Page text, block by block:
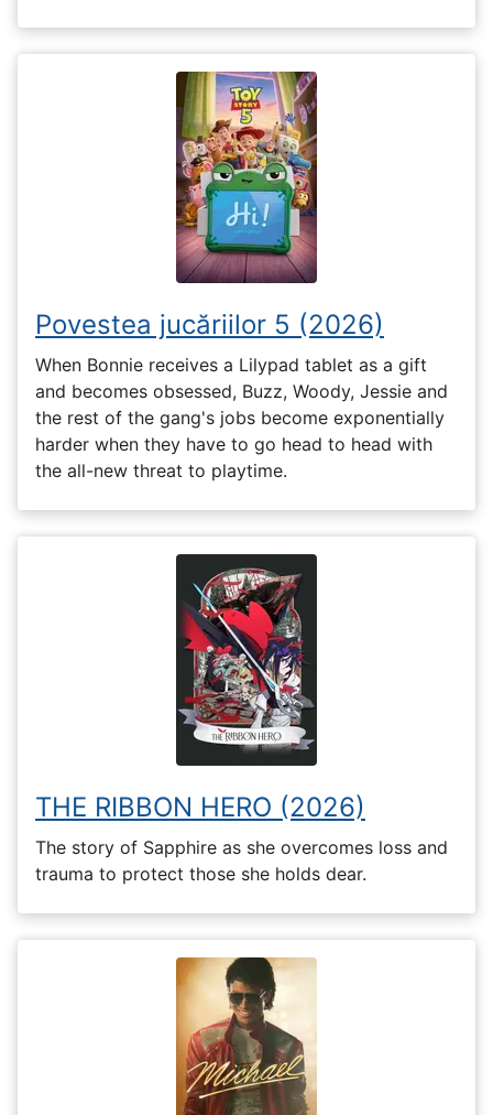
Povestea jucăriilor 5 (2026)
When Bonnie receives a Lilypad tablet as a gift
and becomes obsessed, Buzz, Woody, Jessie and
the rest of the gang's jobs become exponentially
harder when they have to go head to head with
the all-new threat to playtime.
THE RIBBON HERO (2026)
The story of Sapphire as she overcomes loss and
trauma to protect those she holds dear.